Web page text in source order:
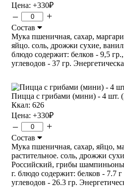
Цена: +330₽
– +
Состав
Мука пшеничная, сахар,
яйцо. соль, дрожжи сухие,
блюдо содержит: белков - 9,5
углеводов - 37 гр.
Пицца с грибами (мини) - 4 шт.
Ккал: 626
Цена: +330₽
– +
Состав
Мука пшеничная, сахар, яйцо,
растительное. соль, дрожжи
Российский, грибы
г. блюдо содержит: белков - 7.7
углеводов - 26.3 гр.